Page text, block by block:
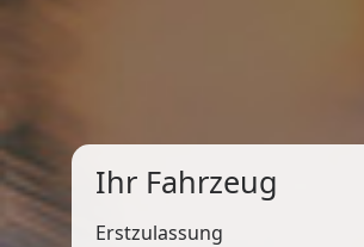
Ihr Fahrzeug
Erstzulassung